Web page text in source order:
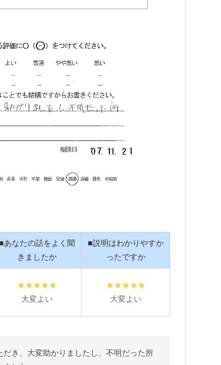
■あなたの話をよく聞
きましたか
■説明はわかりやすか
ったですか
大変よい
大変よい
だき、大変助かりましたし、不明だった所